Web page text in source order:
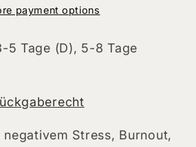
payment options
5 Tage (D), 5-8 Tage
Stress, Burnout,